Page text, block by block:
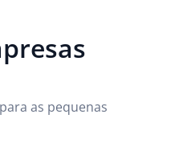
as pequenas